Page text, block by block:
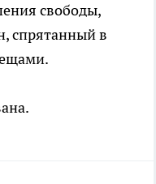
свободы,
спрятанный в